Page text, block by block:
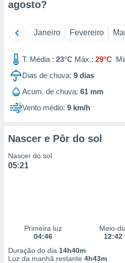
criar
medir
da
de
ou
agosto?
Janeiro Fevereiro
T. Média : 23°C Máx.: 29°C
Dias de chuva: 9 dias
Acum. de chuva: 61 mm
Vento médio: 9 km/h
Nascer e Pôr do sol
Nascer do sol
05:21
Primeira luz
04:46
Meio-
12:42
Duração do dia 14h40m
Luz da manhã restante 4h43m